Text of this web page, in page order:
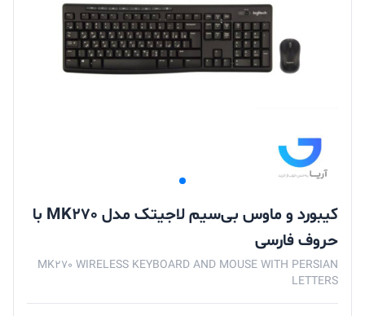
کیبورد و ماوس بی‌سیم لاجیتک مدل MK270 با
حروف فارسی
MK270 WIRELESS KEYBOARD AND MOUSE WITH PERSIAN
LETTERS